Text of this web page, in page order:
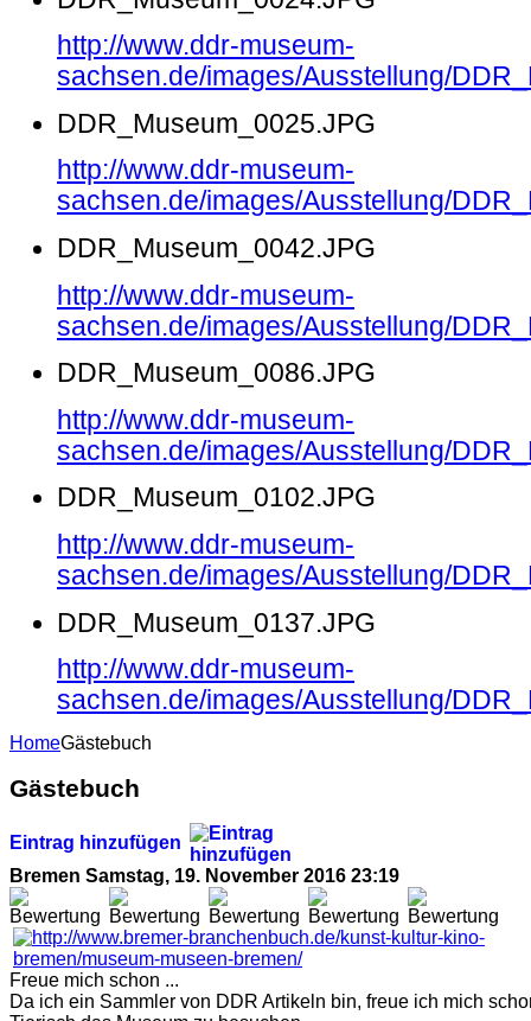
http://www.ddr-museum-
sachsen.de/images/Ausstellung/
DDR_Museum_0025.JPG
http://www.ddr-museum-
sachsen.de/images/Ausstellung/
DDR_Museum_0042.JPG
http://www.ddr-museum-
sachsen.de/images/Ausstellung/
DDR_Museum_0086.JPG
http://www.ddr-museum-
sachsen.de/images/Ausstellung/
DDR_Museum_0102.JPG
http://www.ddr-museum-
sachsen.de/images/Ausstellung/
DDR_Museum_0137.JPG
http://www.ddr-museum-
sachsen.de/images/Ausstellung/
HomeGästebuch
Gästebuch
Eintrag hinzufügen
Bremen Samstag, 19. November 2016 23:19
Freue mich schon ...
Da ich ein Sammler von DDR Artikeln bin, freue ich mich